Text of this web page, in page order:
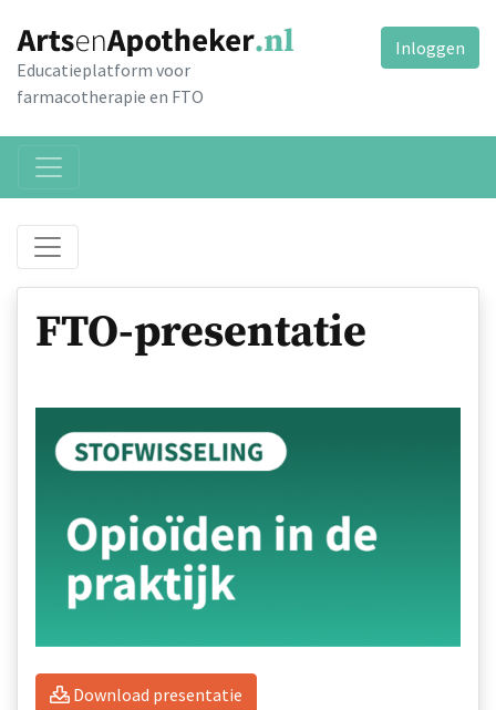
Educatieplatform voor
farmacotherapie en FTO
Inloggen
FTO-presentatie
Download presentatie